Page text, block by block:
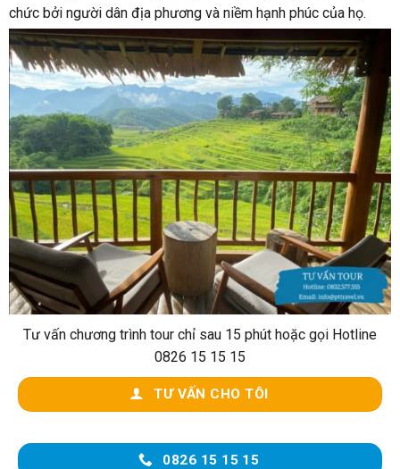
chức bởi người dân địa phương và niềm hạnh phúc của họ.
Tư vấn chương trình tour chỉ sau 15 phút hoặc gọi Hotline
0826 15 15 15
TƯ VẤN CHO TÔI
0826 15 15 15